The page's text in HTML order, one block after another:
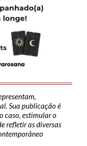
Sua publicação é
caso, estimular o
refletir as diversas